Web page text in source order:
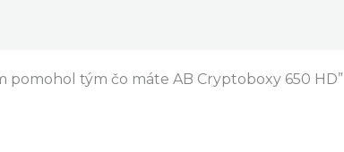
pomohol tým čo máte AB Cryptoboxy 650 HD”